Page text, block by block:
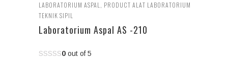
LABORATORIUM ASPAL
PRODUCT ALAT LABORATORIUM
TEKNIK SIPIL
Laboratorium Aspal AS -210
0 out of 5